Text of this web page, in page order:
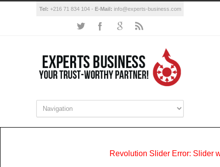
Tel: +216 71 834 104 - E-Mail: info@experts-business.com
Revolution Slider Error: Slider